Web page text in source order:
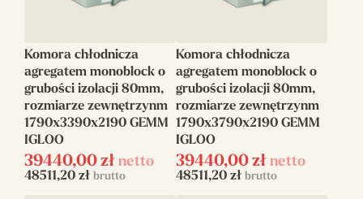
Komora chłodnicza
agregatem monoblock o
grubości izolacji 80mm,
rozmiarze zewnętrzynm
1790x3390x2190 GEMM
IGLOO
39440,00 zł netto
48511,20 zł brutto
Komora chłodnicza
agregatem monoblock o
grubości izolacji 80mm,
rozmiarze zewnętrzynm
1790x3790x2190 GEMM
IGLOO
39440,00 zł netto
48511,20 zł brutto